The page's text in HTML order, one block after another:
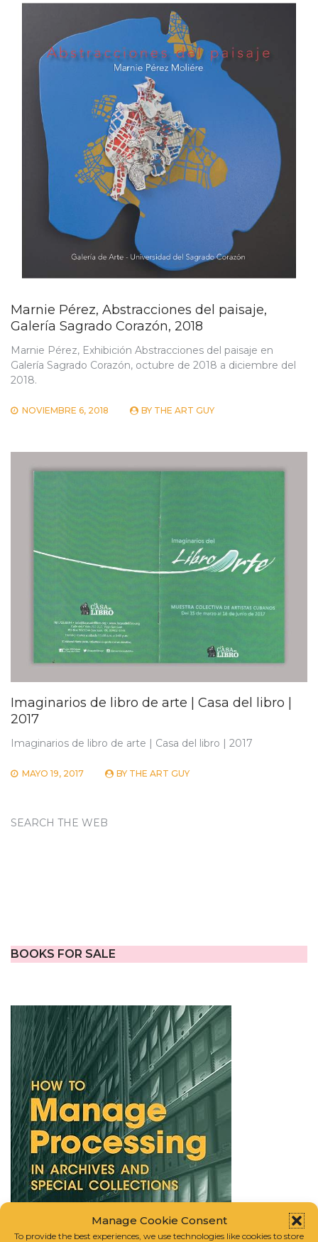
Manage Cookie Consent
To provide the best experiences, we use technologies like cookies to store
Marnie Pérez, Abstracciones del paisaje,
Galería Sagrado Corazón, 2018
Marnie Pérez, Exhibición Abstracciones del paisaje en
Galería Sagrado Corazón, octubre de 2018 a diciembre del
2018.
NOVIEMBRE 6, 2018 BY THE ART GUY
Imaginarios de libro de arte | Casa del libro |
2017
Imaginarios de libro de arte | Casa del libro | 2017
MAYO 19, 2017 BY THE ART GUY
SEARCH THE WEB
BOOKS FOR SALE